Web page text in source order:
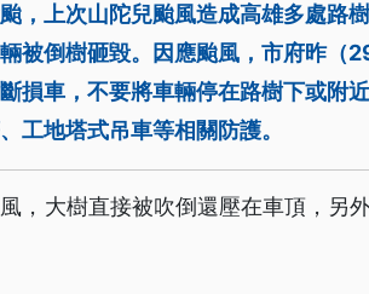
，上次山陀兒颱風造成高雄多處
被倒樹砸毀。因應颱風，市府昨（
損車，不要將車輛停在路樹下或附
工地塔式吊車等相關防護。
，大樹直接被吹倒還壓在車頂，另